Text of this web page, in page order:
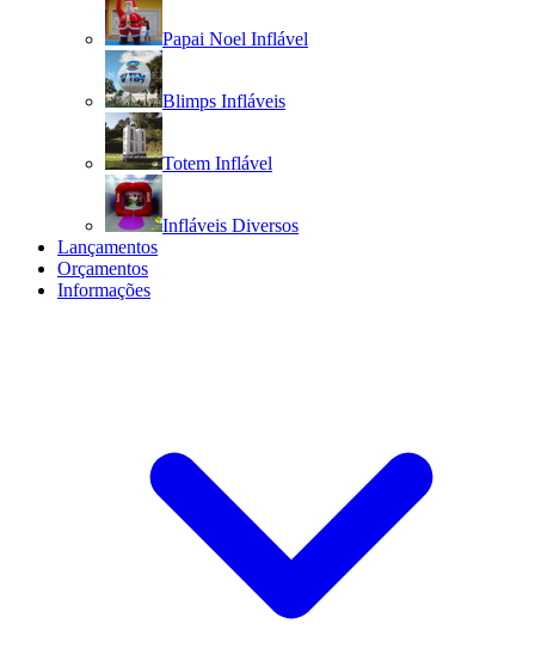
Papai Noel Inflável
Blimps Infláveis
Totem Inflável
Infláveis Diversos
Lançamentos
Orçamentos
Informações